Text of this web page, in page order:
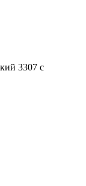
3307 с